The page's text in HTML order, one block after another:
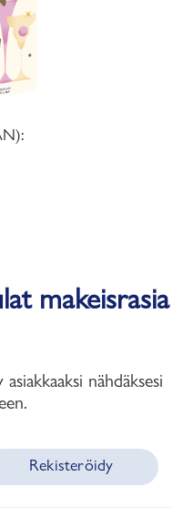
makeisrasia
nähdäksesi
Rekisteröidy